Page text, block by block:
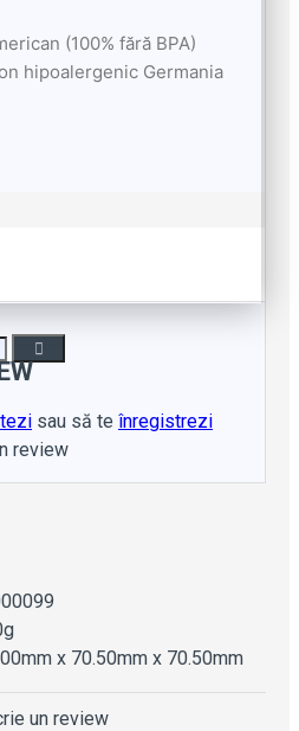
(100% fără BPA)
hipoalergenic Germania
sau să te înregistrezi
review
x 70.50mm x 70.50mm
un review